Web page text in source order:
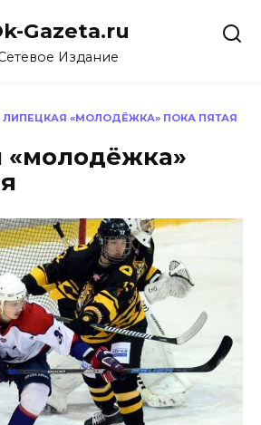
Gazeta.ru
Издание
ЛИПЕЦКАЯ «МОЛОДЁЖКА» ПОКА ПЯТАЯ
«молодёжка»